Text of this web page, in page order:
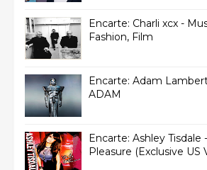
Encarte: Charli xcx -
Fashion, Film
Encarte: Adam
ADAM
Encarte: Ashley Tisdale
Pleasure (Exclusive US